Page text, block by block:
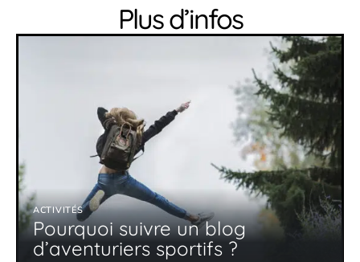
Plus d’infos
ACTIVITÉS
Pourquoi suivre un blog
d’aventuriers sportifs ?